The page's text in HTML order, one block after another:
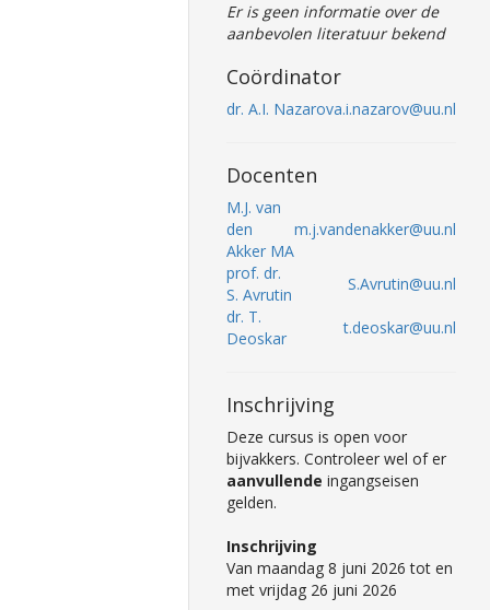
Er is geen informatie over de
aanbevolen literatuur bekend
Coördinator
dr. A.I. Nazarova.i.nazarov@uu.nl
Docenten
M.J. van
den
Akker MA
m.j.vandenakker@uu.nl
prof. dr.
S. Avrutin
S.Avrutin@uu.nl
dr. T.
Deoskar
t.deoskar@uu.nl
Inschrijving
Deze cursus is open voor
bijvakkers. Controleer wel of er
aanvullende ingangseisen
gelden.
Inschrijving
Van maandag 8 juni 2026 tot en
met vrijdag 26 juni 2026